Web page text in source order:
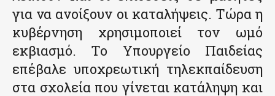
για να ανοίξουν οι καταλήψεις. Τώρα η
κυβέρνηση χρησιμοποιεί τον ωμό
εκβιασμό. Το Υπουργείο Παιδείας
επέβαλε υποχρεωτική τηλεκπαίδευση
στα σχολεία που γίνεται κατάληψη και